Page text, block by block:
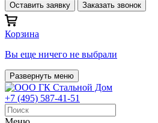
Оставить заявку Заказать звонок
Корзина
Вы еще ничего не выбрали
Развернуть меню
+7 (495) 587-41-51